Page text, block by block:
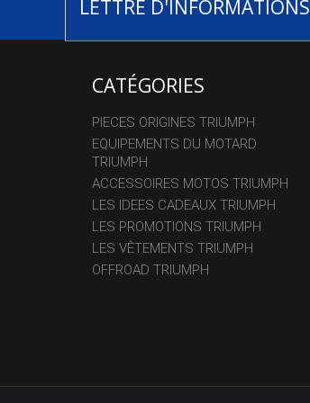
LETTRE D'INFORMATIONS
CATÉGORIES
PIECES ORIGINES TRIUMPH
EQUIPEMENTS DU MOTARD
TRIUMPH
ACCESSOIRES MOTOS TRIUMPH
LES IDEES CADEAUX TRIUMPH
LES PROMOTIONS TRIUMPH
LES VÊTEMENTS TRIUMPH
OFFROAD TRIUMPH